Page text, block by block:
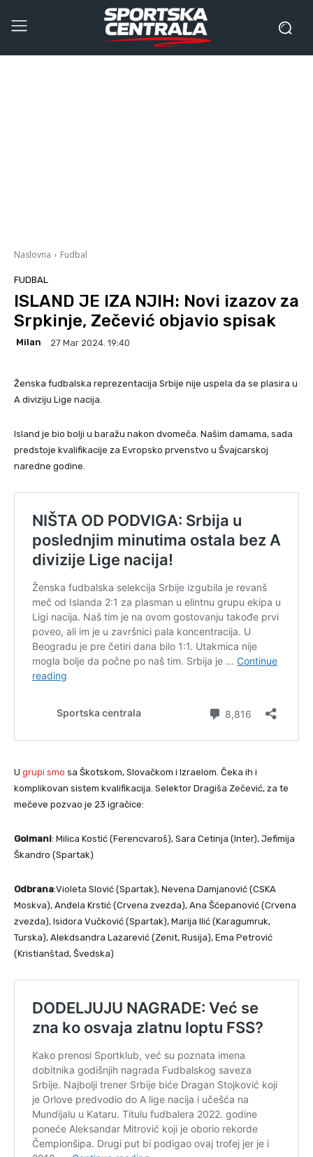
Naslovna Fudbal
FUDBAL
ISLAND JE IZA NJIH: Novi izazov za
Srpkinje, Zečević objavio spisak
Milan 27 Mar 2024. 19:40
Ženska fudbalska reprezentacija Srbije nije uspela da se plasira u
A diviziju Lige nacija.
Island je bio bolji u baražu nakon dvomeča. Našim damama, sada
predstoje kvalifikacije za Evropsko prvenstvo u Švajcarskoj
naredne godine.
U grupi smo sa Škotskom, Slovačkom i Izraelom. Čeka ih i
komplikovan sistem kvalifikacija. Selektor Dragiša Zečević, za te
mečeve pozvao je 23 igračice:
Golmani: Milica Kostić (Ferencvaroš), Sara Cetinja (Inter), Jefimija
Škandro (Spartak)
Odbrana:Violeta Slović (Spartak), Nevena Damjanović (CSKA
Moskva), Anđela Krstić (Crvena zvezda), Ana Šćepanović (Crvena
zvezda), Isidora Vučković (Spartak), Marija Ilić (Karagumruk,
Turska), Alekdsandra Lazarević (Zenit, Rusija), Ema Petrović
(Kristianštad, Švedska)